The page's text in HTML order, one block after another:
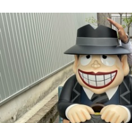
保有車両
お問い合わせ